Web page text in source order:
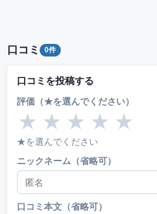
口コミ 0件
口コミを投稿する
評価（★を選んでください）
★ ★ ★ ★ ★
★を選んでください
ニックネーム（省略可）
口コミ本文（省略可）